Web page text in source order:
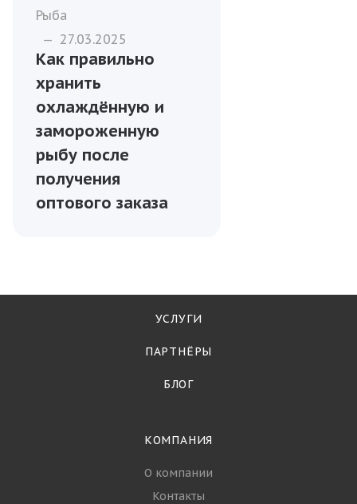
Рыба
— 27.03.2025
Как правильно
хранить
охлаждённую и
замороженную
рыбу после
получения
оптового заказа
УСЛУГИ
ПАРТНЁРЫ
БЛОГ
КОМПАНИЯ
О компании
Контакты